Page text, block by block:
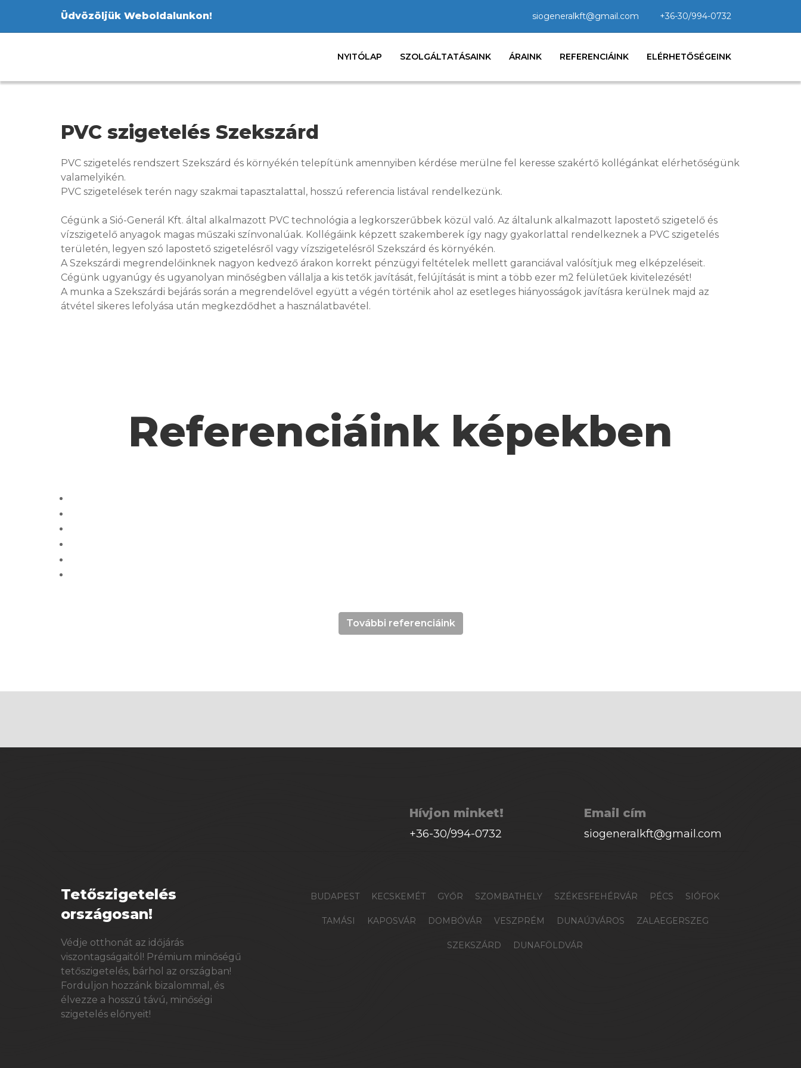
Üdvözöljük Weboldalunkon! siogeneralkft@gmail.com +36-30/994-0732
NYITÓLAP SZOLGÁLTATÁSAINK ÁRAINK REFERENCIÁINK ELÉRHETŐSÉGEINK
PVC szigetelés Szekszárd
PVC szigetelés rendszert Szekszárd és környékén telepítünk amennyiben kérdése merülne fel keresse szakértő kollégánkat elérhetőségünk
valamelyikén.
PVC szigetelések terén nagy szakmai tapasztalattal, hosszú referencia listával rendelkezünk.
Cégünk a Sió-Generál Kft. által alkalmazott PVC technológia a legkorszerűbbek közül való. Az általunk alkalmazott lapostető szigetelő és
vízszigetelő anyagok magas műszaki színvonalúak. Kollégáink képzett szakemberek így nagy gyakorlattal rendelkeznek a PVC szigetelés
területén, legyen szó lapostető szigetelésről vagy vízszigetelésről Szekszárd és környékén.
A Szekszárdi megrendelőinknek nagyon kedvező árakon korrekt pénzügyi feltételek mellett garanciával valósítjuk meg elképzeléseit.
Cégünk ugyanúgy és ugyanolyan minőségben vállalja a kis tetők javítását, felújítását is mint a több ezer m2 felületűek kivitelezését!
A munka a Szekszárdi bejárás során a megrendelővel együtt a végén történik ahol az esetleges hiányosságok javításra kerülnek majd az
átvétel sikeres lefolyása után megkezdődhet a használatbavétel.
Referenciáink képekben
További referenciáink
Hívjon minket!
+36-30/994-0732
Email cím
siogeneralkft@gmail.com
Tetőszigetelés
országosan!
Védje otthonát az időjárás
viszontagságaitól! Prémium minőségű
tetőszigetelés, bárhol az országban!
Forduljon hozzánk bizalommal, és
élvezze a hosszú távú, minőségi
szigetelés előnyeit!
BUDAPEST KECSKEMÉT GYŐR SZOMBATHELY SZÉKESFEHÉRVÁR PÉCS SIÓFOK
TAMÁSI KAPOSVÁR DOMBÓVÁR VESZPRÉM DUNAÚJVÁROS ZALAEGERSZEG
SZEKSZÁRD DUNAFÖLDVÁR